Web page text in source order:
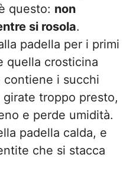
questo: non
si rosola.
padella per i primi
quella crosticina
contiene i succhi
troppo presto,
e perde umidità.
padella calda, e
che si stacca